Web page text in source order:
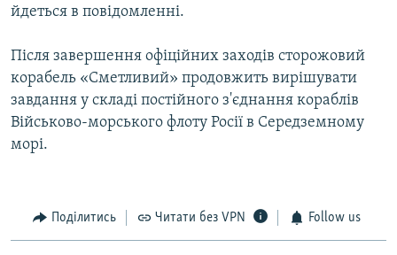
йдеться в повідомленні.
Після завершення офіційних заходів сторожовий
корабель «Сметливий» продовжить вирішувати
завдання у складі постійного з'єднання кораблів
Військово-морського флоту Росії в Середземному
морі.
Поділитись Читати без VPN Follow us